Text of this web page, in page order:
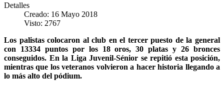
Detalles
Creado: 16 Mayo 2018
Visto: 2767
Los palistas colocaron al club en el tercer puesto de la general
con 13334 puntos por los 18 oros, 30 platas y 26 bronces
conseguidos. En la Liga Juvenil-Sénior se repitió esta posición,
mientras que los veteranos volvieron a hacer historia llegando a
lo más alto del pódium.